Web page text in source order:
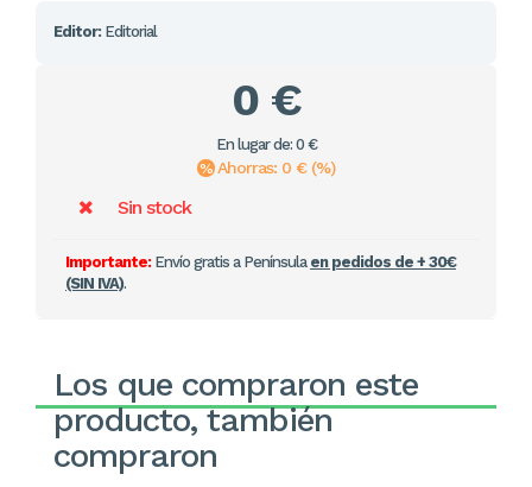
Editor: Editorial
0 €
En lugar de: 0 €
Ahorras: 0 € (%)
Sin stock
Importante:Envío gratis a Península en pedidos de + 30€
(SIN IVA).
Los que compraron este
producto, también
compraron